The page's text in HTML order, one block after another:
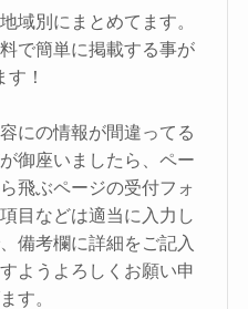
域別にまとめてます。
で簡単に掲載する事が
す！
にの情報が間違ってる
御座いましたら、ペー
飛ぶページの受付フォ
目などは適当に入力し
備考欄に詳細をご記入
ようよろしくお願い申
す。